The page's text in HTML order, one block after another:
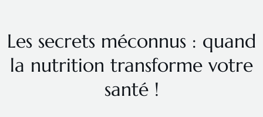
Les secrets méconnus : quand
la nutrition transforme votre
santé !